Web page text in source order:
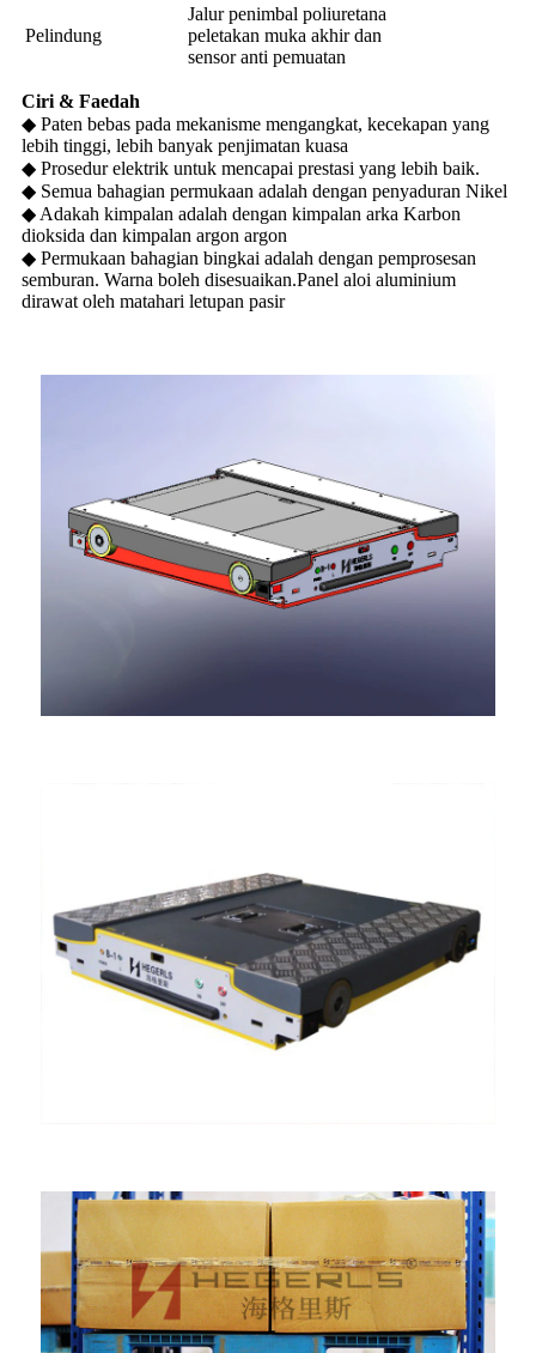
Pelindung
Jalur penimbal poliuretana
peletakan muka akhir dan
sensor anti pemuatan
Ciri & Faedah
◆ Paten bebas pada mekanisme mengangkat, kecekapan yang
lebih tinggi, lebih banyak penjimatan kuasa
◆ Prosedur elektrik untuk mencapai prestasi yang lebih baik.
◆ Semua bahagian permukaan adalah dengan penyaduran Nikel
◆ Adakah kimpalan adalah dengan kimpalan arka Karbon
dioksida dan kimpalan argon argon
◆ Permukaan bahagian bingkai adalah dengan pemprosesan
semburan. Warna boleh disesuaikan.Panel aloi aluminium
dirawat oleh matahari letupan pasir